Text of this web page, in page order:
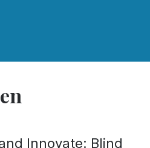
Innovate: Blind